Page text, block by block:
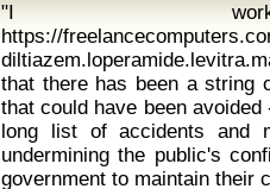
"I
https://
diltiazem.loperamide.levitra.mask
that there has been a string
that could have been
long list of accidents and
undermining the public's